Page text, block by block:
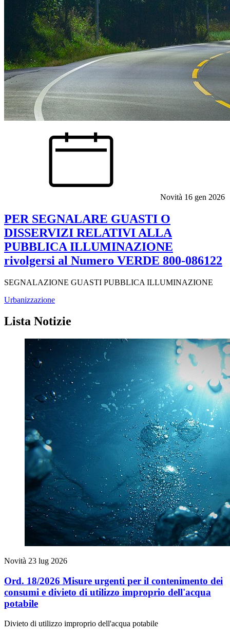
Novità 16 gen 2026
PER SEGNALARE GUASTI O
DISSERVIZI RELATIVI ALLA
PUBBLICA ILLUMINAZIONE
rivolgersi al Numero VERDE 800-086122
SEGNALAZIONE GUASTI PUBBLICA ILLUMINAZIONE
Urbanizzazione
Lista Notizie
Novità 23 lug 2026
Ord. 18/2026 Misure urgenti per il contenimento dei
consumi e divieto di utilizzo improprio dell'acqua
potabile
Divieto di utilizzo improprio dell'acqua potabile